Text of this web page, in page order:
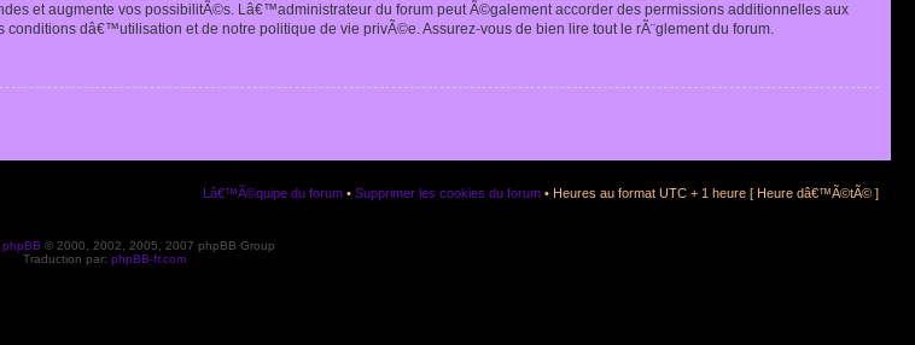
et augmente vos possibilitÃ©s. Lâ€™administrateur du forum peut Ã©galement accorder des permissions additionnelles aux
dâ€™utilisation et de notre politique de vie privÃ©e. Assurez-vous de bien lire tout le rÃ¨glement du forum.
Lâ€™Ã©quipe du forum • Supprimer les cookies du forum • Heures au format UTC + 1 heure [ Heure dâ€™Ã©tÃ© ]
phpBB © 2000, 2002, 2005, 2007 phpBB Group
Traduction par: phpBB-fr.com